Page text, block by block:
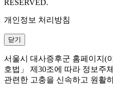
LDL 콜레스테롤 수치를 낮
참치, 등푸른 생선 이런 걸
네. 음식을 볶아먹거나 튀겨 먹는 것을 줄이고 대신 삶거나 쪄먹는 것을 권합니다. 그리고 많은 분들이 궁금해하실 것 같아 덧붙이는데요. 적당한 알콜섭취, 그러니까 소주 2잔 이하 혹은 맥주 2잔 이하는
좋은 콜레스테롤인 HDL
RESERVED.
개인정보 처리방침
닫기
서울시 대사증후군 홈페이지(
호법」 제30조에 따라 정보주
관련한 고충을 신속하고 원활